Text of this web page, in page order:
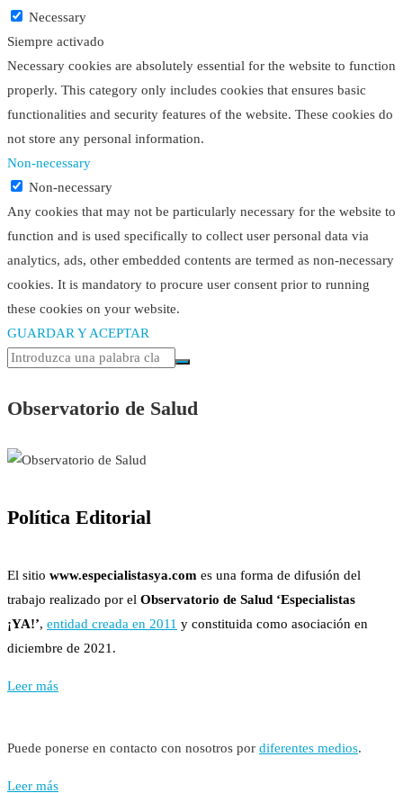
Necessary
Siempre activado
Necessary cookies are absolutely essential for the website to function
properly. This category only includes cookies that ensures basic
functionalities and security features of the website. These cookies do
not store any personal information.
Non-necessary
Non-necessary
Any cookies that may not be particularly necessary for the website to
function and is used specifically to collect user personal data via
analytics, ads, other embedded contents are termed as non-necessary
cookies. It is mandatory to procure user consent prior to running
these cookies on your website.
GUARDAR Y ACEPTAR
Observatorio de Salud
Política Editorial
El sitio www.especialistasya.com es una forma de difusión del
trabajo realizado por el Observatorio de Salud ‘Especialistas
¡YA!’, entidad creada en 2011 y constituida como asociación en
diciembre de 2021.
Leer más
Puede ponerse en contacto con nosotros por diferentes medios.
Leer más